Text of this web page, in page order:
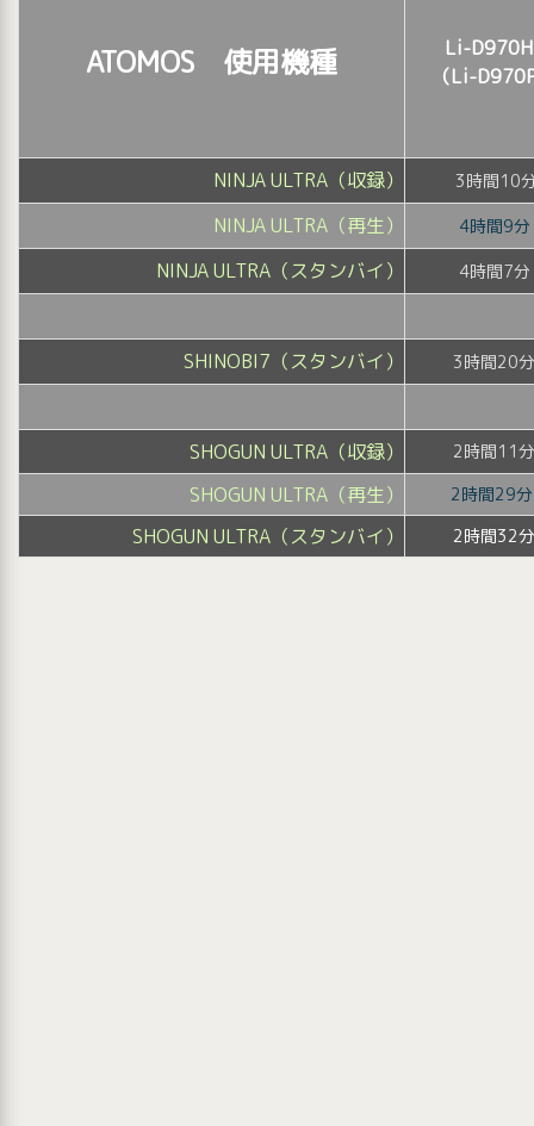
ATOMOS 使用機種
Li-
（Li-
NINJA ULTRA（収録） 3時間10
NINJA ULTRA（再生） 4時間9分
NINJA ULTRA（スタンバイ） 4時間7分
SHINOBI7（スタンバイ） 3時間20分
SHOGUN ULTRA（収録） 2時間11分
SHOGUN ULTRA（再生） 2時間29
SHOGUN ULTRA（スタンバイ） 2時間32分